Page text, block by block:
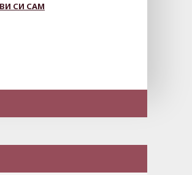
СИ САМ